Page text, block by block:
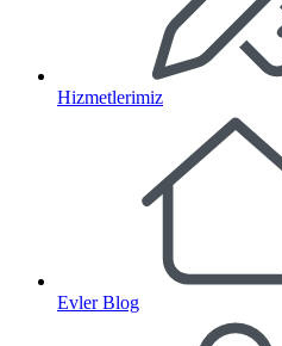
Hizmetlerimiz
Evler Blog